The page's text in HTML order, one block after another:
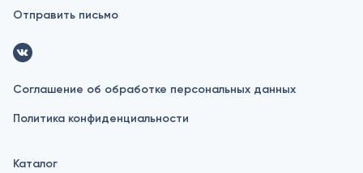
Отправить письмо
Соглашение об обработке персональных данных
Политика конфиденциальности
Каталог